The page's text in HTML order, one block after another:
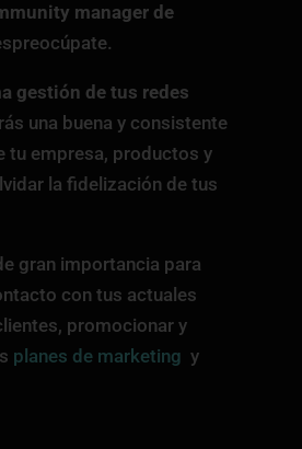
manager de
gestión de tus redes
una buena y consistente
tu empresa, productos y
la fidelización de tus
gran importancia para
con tus actuales
promocionar y
planes de marketing y